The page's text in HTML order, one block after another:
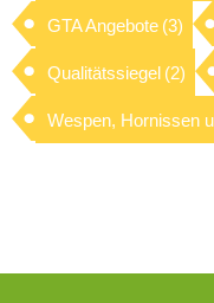
GTA Angebote (3)
Qualitätssiegel (2)
Wespen, Hornissen